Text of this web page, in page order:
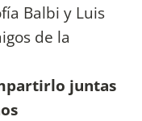
Balbi y Luis
de la
juntas